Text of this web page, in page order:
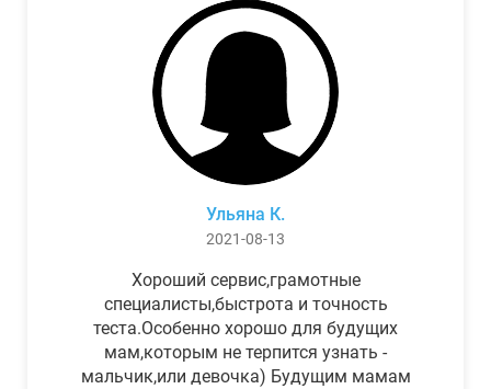
Ульяна К.
2021-08-13
Хороший сервис,грамотные
специалисты,быстрота и точность
теста.Особенно хорошо для будущих
мам,которым не терпится узнать -
мальчик,или девочка) Будущим мамам